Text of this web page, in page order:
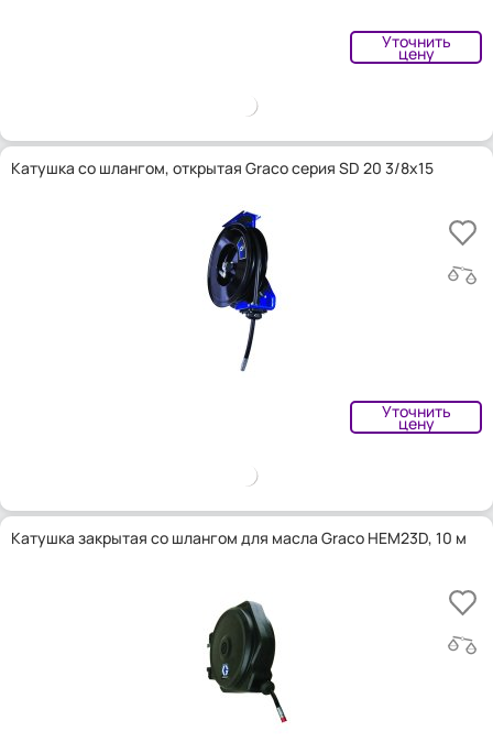
Уточнить
цену
Катушка со шлангом, открытая Graco серия SD 20 3/8x15
Уточнить
цену
Катушка закрытая со шлангом для масла Graco HEM23D, 10 м